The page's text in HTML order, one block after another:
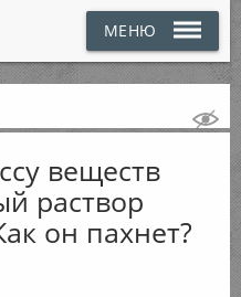
МЕНЮ
веществ
раствор
он пахнет?